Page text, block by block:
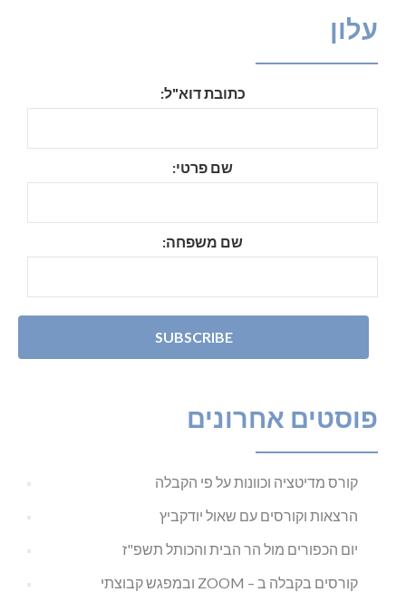
עלון
כתובת דוא"ל:
שם פרטי:
שם משפחה:
פוסטים אחרונים
קורס מדיטציה וכוונות על פי הקבלה
הרצאות וקורסים עם שאול יודקביץ
יום הכפורים מול הר הבית והכותל תשפ"ז
קורסים בקבלה ב – ZOOM ובמפגש קבוצתי